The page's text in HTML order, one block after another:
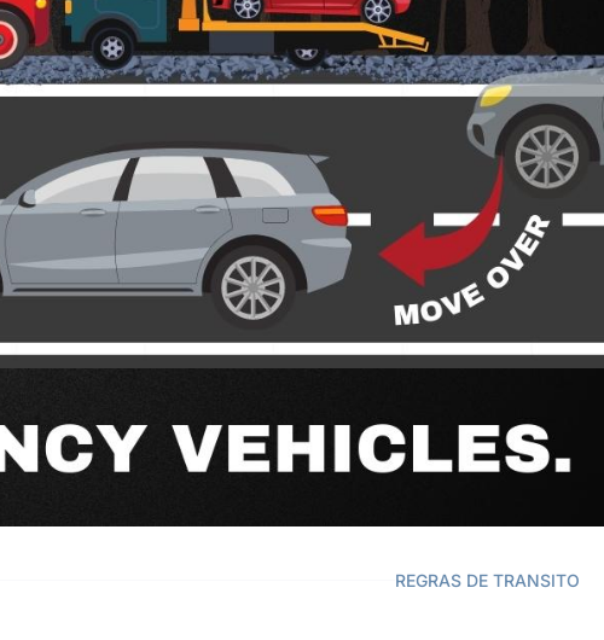
REGRAS DE TRANSITO